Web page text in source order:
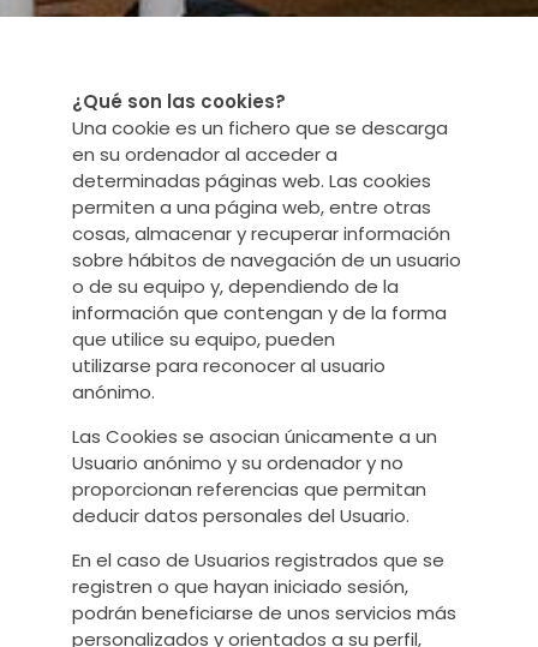
¿Qué son las cookies?
Una cookie es un fichero que se descarga
en su ordenador al acceder a
determinadas páginas web. Las cookies
permiten a una página web, entre otras
cosas, almacenar y recuperar información
sobre hábitos de navegación de un usuario
o de su equipo y, dependiendo de la
información que contengan y de la forma
que utilice su equipo, pueden
utilizarse para reconocer al usuario
anónimo.
Las Cookies se asocian únicamente a un
Usuario anónimo y su ordenador y no
proporcionan referencias que permitan
deducir datos personales del Usuario.
En el caso de Usuarios registrados que se
registren o que hayan iniciado sesión,
podrán beneficiarse de unos servicios más
personalizados y orientados a su perfil,